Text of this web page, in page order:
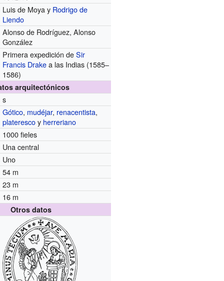
Luis de Moya y Rodrigo de
Liendo
Alonso de Rodríguez, Alonso
González
Primera expedición deSir
Francis Drakea las Indias (1585–
1586)
arquitectónicos
s
Gótico, mudéjar, renacentista,
platerescoy herreriano
1000 fieles
Una central
Uno
54 m
23 m
16 m
Otros datos